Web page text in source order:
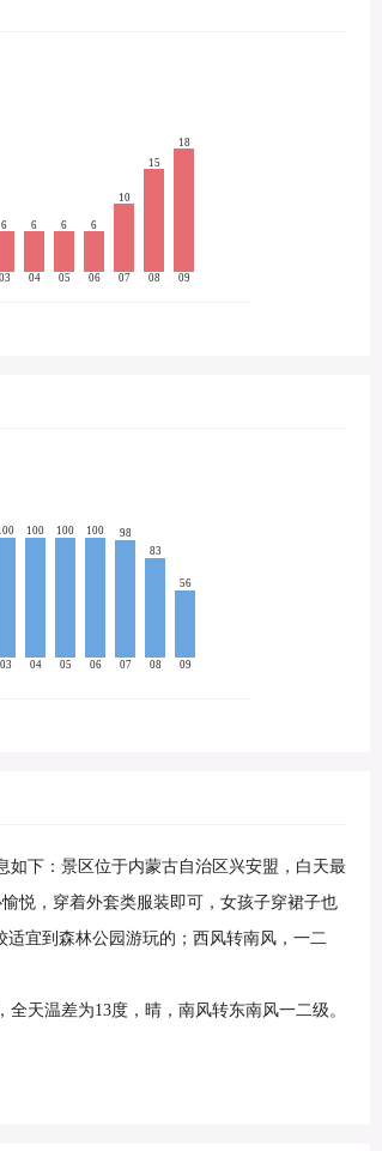
6
03
6
04
6
05
6
06
10
07
15
08
18
09
03
100
04
100
05
100
06
98
07
83
08
56
09
如下：景区位于内蒙古自治区兴安盟，白天最
悦，穿着外套类服装即可，女孩子穿裙子也
宜到森林公园游玩的；西风转南风，一二
天温差为13度，晴，南风转东南风一二级。